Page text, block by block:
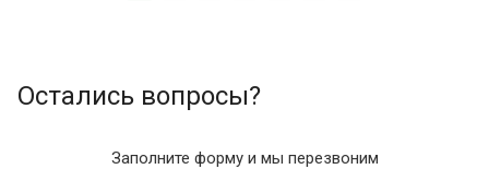
Остались вопросы?
Заполните форму и мы перезвоним